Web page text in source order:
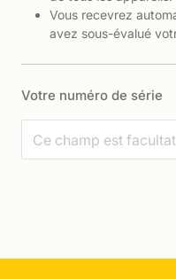
Vous recevrez
avez sous-évalué
Votre numéro de série